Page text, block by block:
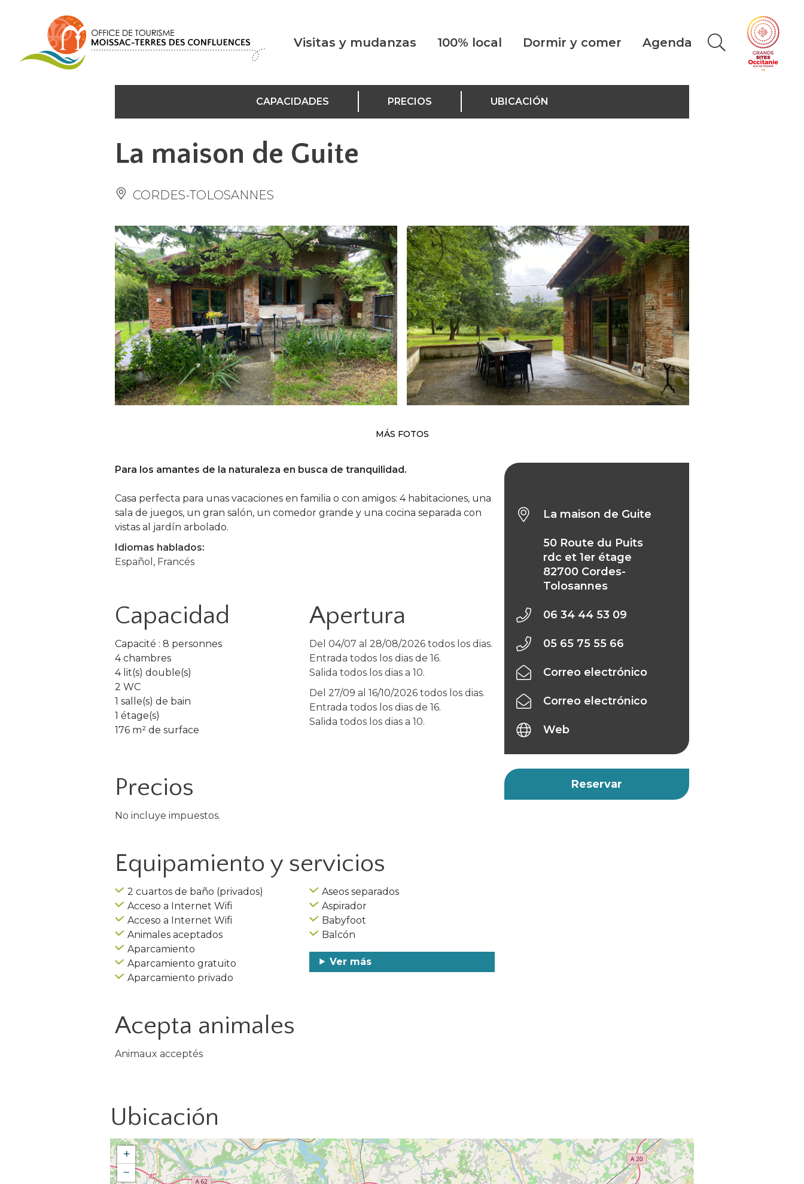
Visitas y mudanzas 100% local Dormir y comer Agenda
CAPACIDADES PRECIOS UBICACIÓN
La maison de Guite
CORDES-TOLOSANNES
MÁS FOTOS
Para los amantes de la naturaleza en busca de tranquilidad.
Casa perfecta para unas vacaciones en familia o con amigos: 4 habitaciones, una
sala de juegos, un gran salón, un comedor grande y una cocina separada con
vistas al jardín arbolado.
Idiomas hablados:
Español, Francés
Capacidad
Capacité : 8 personnes
4 chambres
4 lit(s) double(s)
2 WC
1 salle(s) de bain
1 étage(s)
176 m² de surface
Apertura
Del 04/07 al 28/08/2026 todos los dias.
Entrada todos los dias de 16.
Salida todos los dias a 10.
Del 27/09 al 16/10/2026 todos los dias.
Entrada todos los dias de 16.
Salida todos los dias a 10.
Precios
No incluye impuestos.
Equipamiento y servicios
2 cuartos de baño (privados)
Acceso a Internet Wifi
Acceso a Internet Wifi
Animales aceptados
Aparcamiento
Aparcamiento gratuito
Aparcamiento privado
Aseos separados
Aspirador
Babyfoot
Balcón
Ver más
Acepta animales
Animaux acceptés
La maison de Guite
50 Route du Puits
rdc et 1er étage
82700 Cordes-
Tolosannes
06 34 44 53 09
05 65 75 55 66
Correo electrónico
Correo electrónico
Web
Reservar
Ubicación
+
−